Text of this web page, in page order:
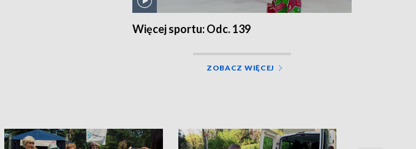
Więcej sportu: Odc. 139
ZOBACZ WIĘCEJ